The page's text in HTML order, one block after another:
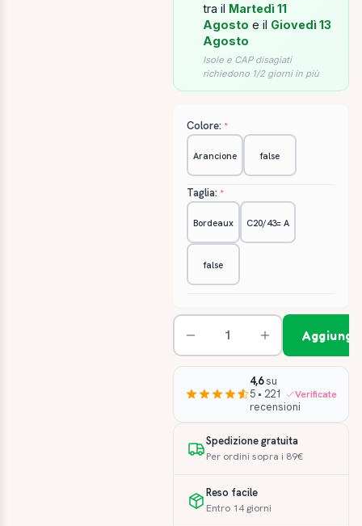
tra il Martedì 11
Agosto e il Giovedì 13
Agosto
Isole e CAP disagiati
richiedono 1/2 giorni in più
Colore:
Arancione false
Taglia:
Bordeaux C20/43= A
false
4,6su
5 • 221
recensioni
Verificate
Spedizione gratuita
Per ordini sopra i 89€
Reso facile
Entro 14 giorni